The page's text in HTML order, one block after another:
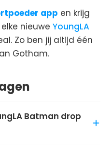
app en krijg
nieuwe YoungLA
Zo ben jij altijd één
Gotham.
Batman drop